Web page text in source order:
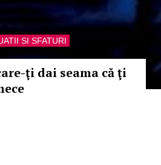
SI SFATURI
ţi dai seama că ţi